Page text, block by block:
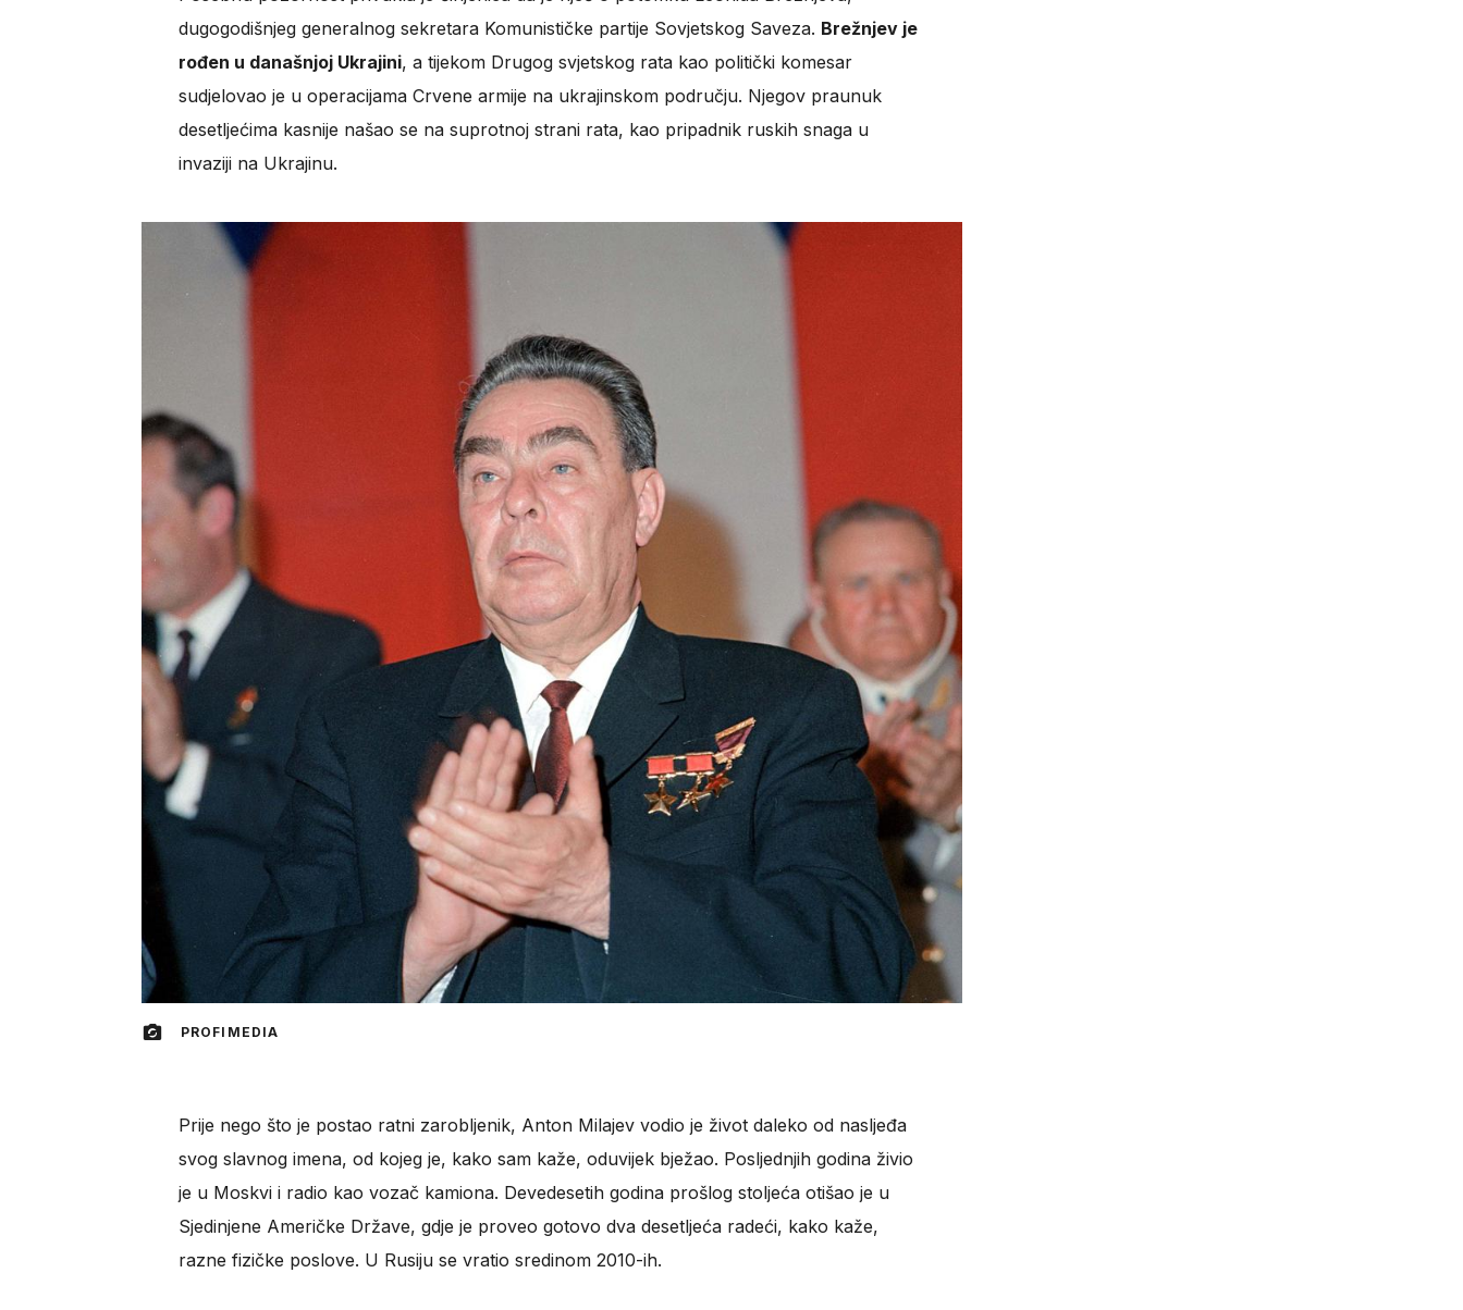
dugogodišnjeg generalnog sekretara Komunističke partije Sovjetskog Saveza. Brežnjev je
rođen u današnjoj Ukrajini, a tijekom Drugog svjetskog rata kao politički komesar
sudjelovao je u operacijama Crvene armije na ukrajinskom području. Njegov praunuk
desetljećima kasnije našao se na suprotnoj strani rata, kao pripadnik ruskih snaga u
invaziji na Ukrajinu.
PROFIMEDIA
Prije nego što je postao ratni zarobljenik, Anton Milajev vodio je život daleko od nasljeđa
svog slavnog imena, od kojeg je, kako sam kaže, oduvijek bježao. Posljednjih godina živio
je u Moskvi i radio kao vozač kamiona. Devedesetih godina prošlog stoljeća otišao je u
Sjedinjene Američke Države, gdje je proveo gotovo dva desetljeća radeći, kako kaže,
razne fizičke poslove. U Rusiju se vratio sredinom 2010-ih.